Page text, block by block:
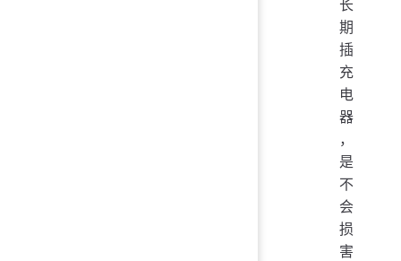
长
期
插
充
电
器
，
是
不
会
损
害